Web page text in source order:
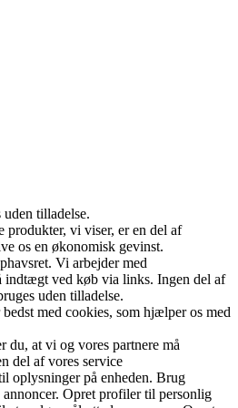
tilladelse.
vi viser, er en del af
os en økonomisk gevinst.
Vi arbejder med
indtægt ved køb via links. Ingen del af
uden tilladelse.
med cookies, som hjælper os med
du, at vi og vores partnere må
del af vores service
oplysninger på enheden. Brug
Opret profiler til personlig